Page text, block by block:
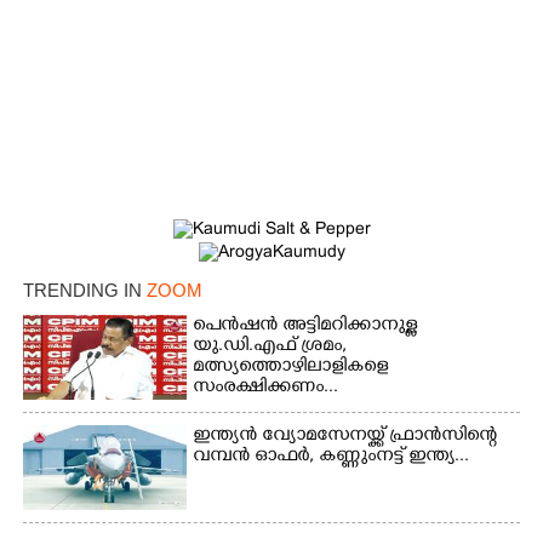
TRENDING IN ZOOM
പെൻഷൻ അട്ടിമറിക്കാനുള്ള
യു.ഡി.എഫ് ശ്രമം,
മത്സ്യത്തൊഴിലാളികളെ
സംരക്ഷിക്കണം...
ഇന്ത്യൻ വ്യോമസേനയ്ക്ക് ഫ്രാൻസിന്റെ
വമ്പൻ ഓഫർ, കണ്ണുംനട്ട് ഇന്ത്യ...
Copy Link